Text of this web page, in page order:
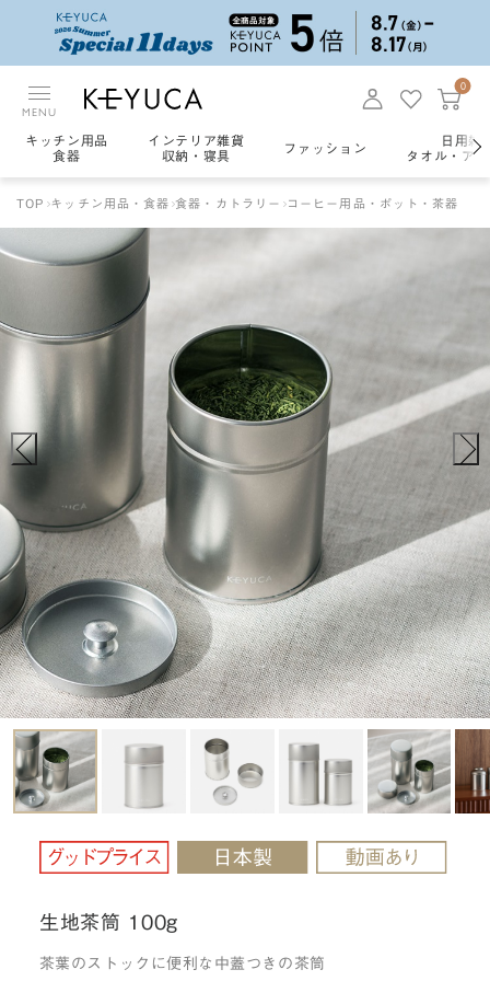
MENU
0
キッチン用品
食器
インテリア雑貨
収納・寝具
ファッション
日用雑
タオル・ア
TOP キッチン用品・食器 食器・カトラリー コーヒー用品・ポット・茶器
生地茶筒 100g
茶葉のストックに便利な中蓋つきの茶筒